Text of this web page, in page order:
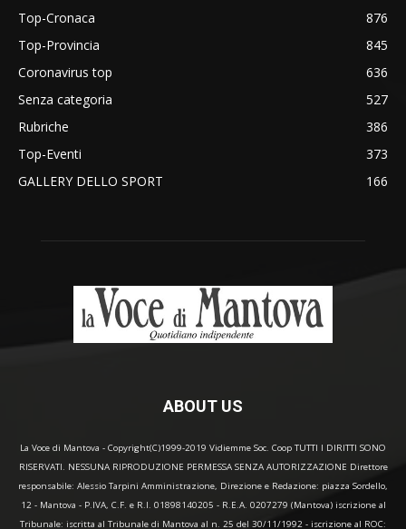
Top-Cronaca
876
Top-Provincia
845
Coronavirus top
636
Senza categoria
527
Rubriche
386
Top-Eventi
373
GALLERY DELLO SPORT
166
ABOUT US
La Voce di Mantova - Copyright(C)1999-2019 Vidiemme Soc. Coop TUTTI I DIRITTI SONO
RISERVATI. NESSUNA RIPRODUZIONE PERMESSA SENZA AUTORIZZAZIONE Direttore
responsabile: Alessio Tarpini Amministrazione, Direzione e Redazione: piazza Sordello,
12 - Mantova - P.IVA, C.F. e R.I. 01898140205 - R.E.A. 0207279 (Mantova) iscrizione al
Tribunale: iscritta al Tribunale di Mantova al n. 25 del 30/11/1992 - iscrizione al ROC: